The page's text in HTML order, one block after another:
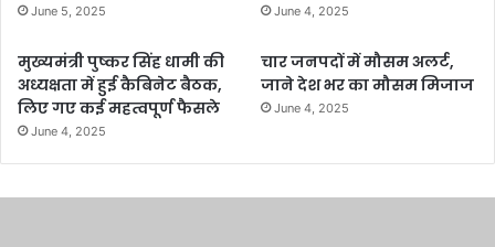
June 5, 2025 June 4, 2025
मुख्यमंत्री पुष्कर सिंह धामी की
अध्यक्षता में हुई कैबिनेट बैठक,
लिए गए कई महत्वपूर्ण फैसले
June 4, 2025
चार जनपदों में मौसम अलर्ट,
जाने देश भर का मौसम मिजाज
June 4, 2025